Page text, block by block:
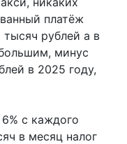
платёж
рублей а в
минус
в 2025 году,
с каждого
в месяц налог